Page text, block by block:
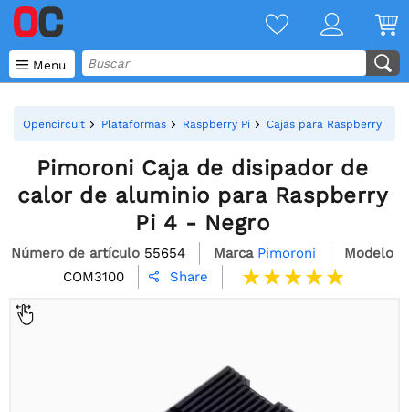
 Menu
Opencircuit Plataformas Raspberry Pi Cajas para Raspberry Pi
Pimoroni Caja de disipador de
calor de aluminio para Raspberry
Pi 4 - Negro
Número de artículo 55654 Marca Pimoroni
Modelo
COM3100
 Share